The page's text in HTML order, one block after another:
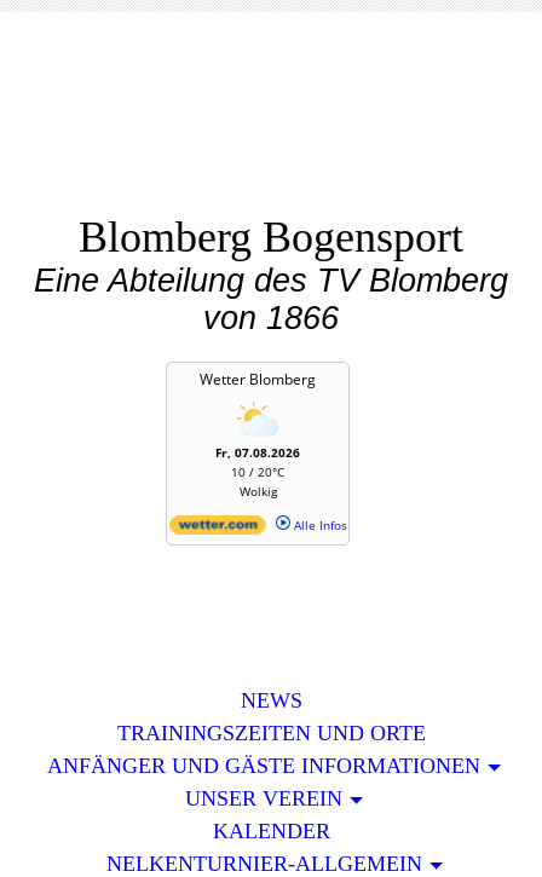
Blomberg Bogensport
Eine Abteilung des TV Blomberg
von 1866
NEWS
TRAININGSZEITEN UND ORTE
ANFÄNGER UND GÄSTE INFORMATIONEN
UNSER VEREIN
KALENDER
NELKENTURNIER-ALLGEMEIN